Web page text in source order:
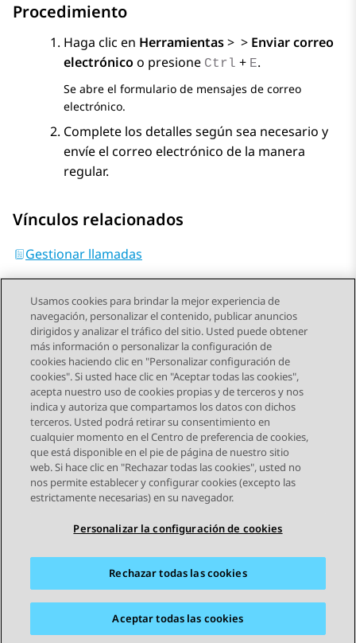
Procedimiento
Haga clic en Herramientas> > Enviar correo
electrónico o presione Ctrl + E.
Se abre el formulario de mensajes de correo
electrónico.
Complete los detalles según sea necesario y
envíe el correo electrónico de la manera
regular.
Vínculos relacionados
Gestionar llamadas
Send Feedback
Navegación de tema
Tema anterior Tema siguiente
STAY CONNECTED
Mapa del sitio Condiciones de Uso
Privacidad
Política de Cookies
Marcas registradas
© 2026 Avaya LLC
Usamos cookies para brindar la mejor experiencia de
navegación, personalizar el contenido, publicar anuncios
dirigidos y analizar el tráfico del sitio. Usted puede obtener
más información o personalizar la configuración de
cookies haciendo clic en "Personalizar configuración de
cookies". Si usted hace clic en "Aceptar todas las cookies",
acepta nuestro uso de cookies propias y de terceros y nos
indica y autoriza que compartamos los datos con dichos
terceros. Usted podrá retirar su consentimiento en
cualquier momento en el Centro de preferencia de cookies,
que está disponible en el pie de página de nuestro sitio
web. Si hace clic en "Rechazar todas las cookies", usted no
nos permite establecer y configurar cookies (excepto las
estrictamente necesarias) en su navegador.
Personalizar la configuración de cookies
Rechazar todas las cookies
Aceptar todas las cookies